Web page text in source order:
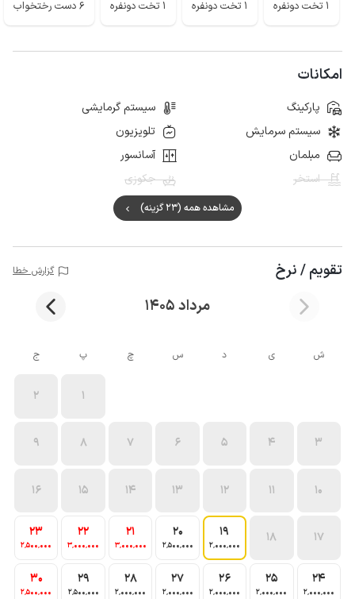
1 تخت دونفره 1 تخت دونفره 1 تخت دونفره 6 دست رختخواب
امکانات
پارکینگ
سیستم گرمایشی
سیستم سرمایش
تلویزیون
مبلمان
آسانسور
استخر
جکوزی
مشاهده همه (23 گزینه)
تقویم / نرخ گزارش خطا
مرداد 1405
ش ی د س چ پ ج
1
2
3
4
5
6
7
8
9
10
11
12
13
14
15
16
17
18
19
2٬000٬000
20
2٬500٬000
21
3٬000٬000
22
3٬000٬000
23
2٬500٬000
24
2٬000٬000
25
2٬000٬000
26
2٬000٬000
27
2٬000٬000
28
2٬000٬000
29
2٬500٬000
30
2٬500٬000